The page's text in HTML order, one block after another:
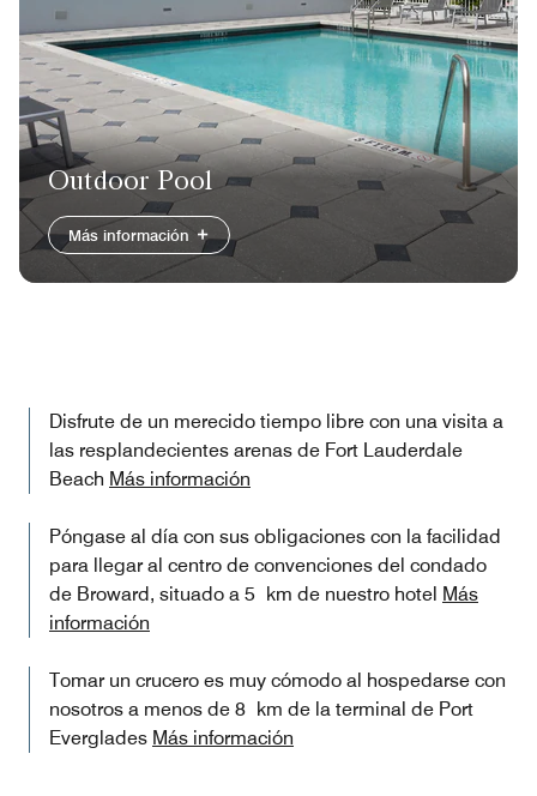
Outdoor Pool
Más información
Disfrute de un merecido tiempo libre con una visita a
las resplandecientes arenas de Fort Lauderdale
Beach Más información
Póngase al día con sus obligaciones con la facilidad
para llegar al centro de convenciones del condado
de Broward, situado a 5 km de nuestro hotel Más
información
Tomar un crucero es muy cómodo al hospedarse con
nosotros a menos de 8 km de la terminal de Port
Everglades Más información